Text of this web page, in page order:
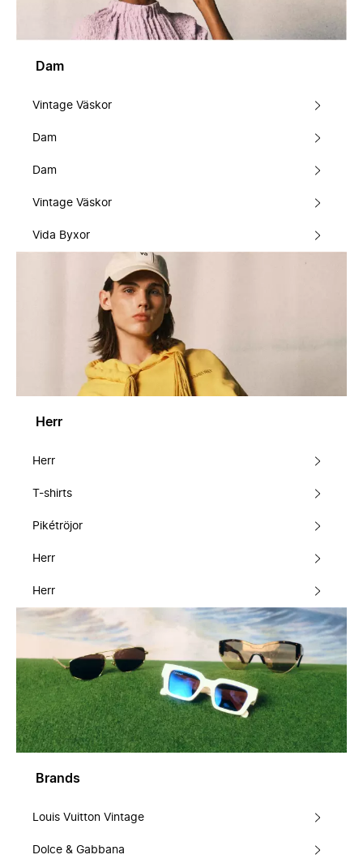
Dam
Vintage Väskor
Dam
Dam
Vintage Väskor
Vida Byxor
Herr
Herr
T-shirts
Pikétröjor
Herr
Herr
Brands
Louis Vuitton Vintage
Dolce & Gabbana